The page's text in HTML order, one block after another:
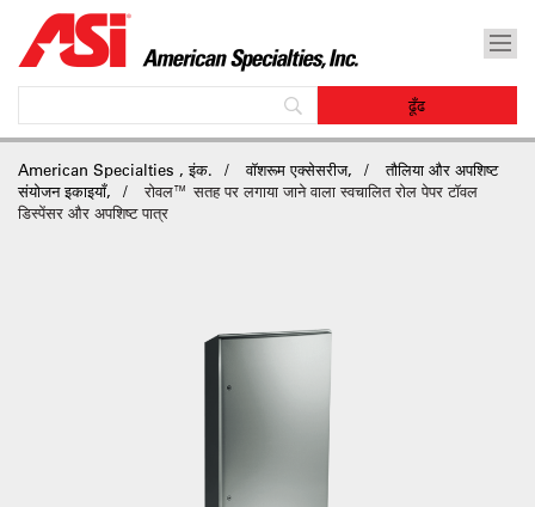
American Specialties , इंक. वॉशरूम एक्सेसरीज,
तौलिया और अपशिष्ट
संयोजन इकाइयाँ,
रोवल™ सतह पर लगाया जाने वाला स्वचालित रोल पेपर टॉवल
डिस्पेंसर और अपशिष्ट पात्र